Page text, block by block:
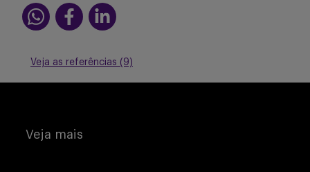
Veja as referências (9)
Veja mais